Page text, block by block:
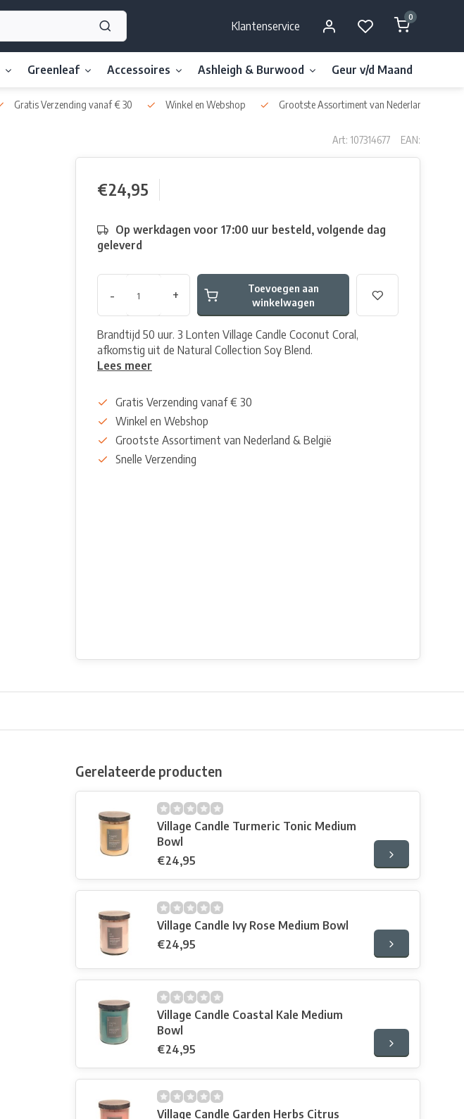
Klantenservice
0
Greenleaf Accessoires Ashleigh & Burwood Geur v/d Maand
Gratis Verzending vanaf € 30 Winkel en Webshop Grootste Assortiment van Nederland & België
Art: 107314677 EAN:
€24,95
Op werkdagen voor 17:00 uur besteld, volgende dag
geleverd
- +
Toevoegen aan
winkelwagen
Brandtijd 50 uur. 3 Lonten Village Candle Coconut Coral,
afkomstig uit de Natural Collection Soy Blend.
Lees meer
Gratis Verzending vanaf € 30
Winkel en Webshop
Grootste Assortiment van Nederland & België
Snelle Verzending
Gerelateerde producten
Village Candle Turmeric Tonic Medium
Bowl
€24,95
Village Candle Ivy Rose Medium Bowl
€24,95
Village Candle Coastal Kale Medium
Bowl
€24,95
Village Candle Garden Herbs Citrus